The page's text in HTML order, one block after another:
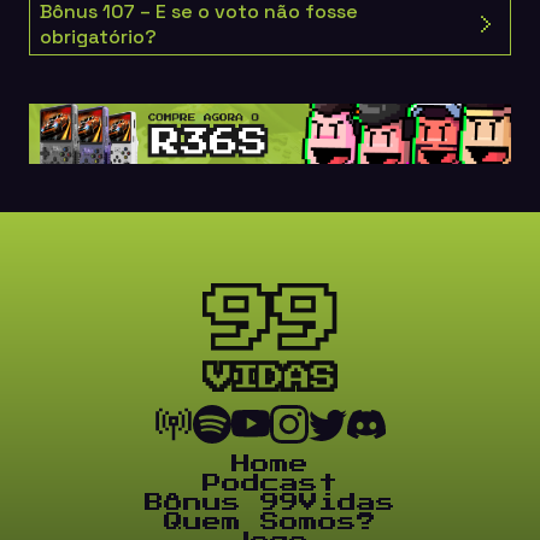
Bônus 107 – E se o voto não fosse
obrigatório?
Home
Podcast
Bônus 99Vidas
Quem Somos?